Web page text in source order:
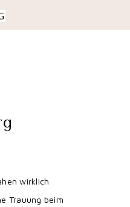
wirklich
Trauung beim